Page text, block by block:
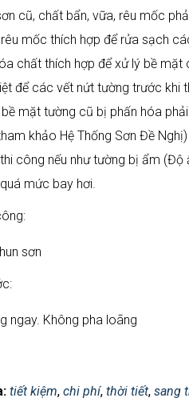
cũ, chất bẩn, vữa, rêu mốc
mốc thích hợp để rửa sạch
chất thích hợp để xử lý bề mặt
để các vết nứt tường trước khi
mặt tường cũ bị phấn hóa
khảo Hệ Thống Sơn Đề Nghị)
công nếu như tường bị ẩm
mức bay hơi.
sơn
ngay. Không pha loãng
tiết kiệm, chi phí, thời tiết, sang